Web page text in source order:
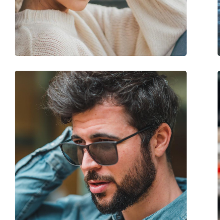
Вес:
45 г
Регулируемые носоупоры:
Нет
Аксессуары
Футляр:
Да
Салфетка для чистки:
Да
Другое
Мужские
Категория:
Солнцезащитные
Бренд:
Polo Ralph Lauren
Использование:
Модные
Код:
0PH 4133 500371 59